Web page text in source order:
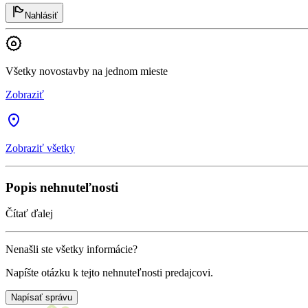
Nahlásiť
Všetky novostavby na jednom mieste
Zobraziť
Zobraziť všetky
Popis nehnuteľnosti
Čítať ďalej
Nenašli ste všetky informácie?
Napíšte otázku k tejto nehnuteľnosti predajcovi.
Napísať správu